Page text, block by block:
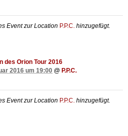
Event zur Location P.P.C. hinzugefügt.
des Orion Tour 2016
2016 um 19:00 @ P.P.C.
Event zur Location P.P.C. hinzugefügt.